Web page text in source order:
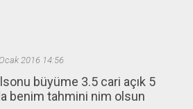
2016 14:56
büyüme 3.5 cari açık 5
benim tahmini nim olsun